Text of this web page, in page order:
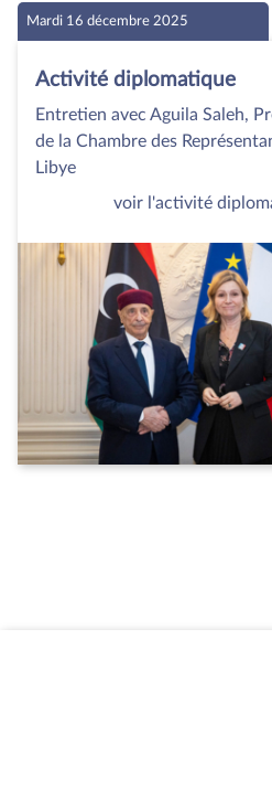
Mardi 16 décembre 2025
Activité diplomatique
Entretien avec Aguila Saleh,
de la Chambre des
Libye
voir l'activité